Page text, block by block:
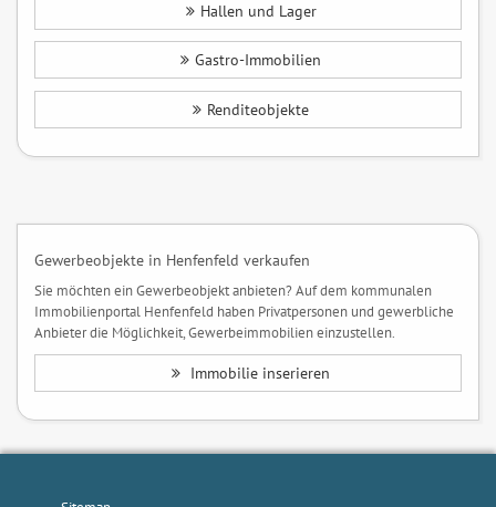
Hallen und Lager
Gastro-Immobilien
Renditeobjekte
Gewerbeobjekte in Henfenfeld verkaufen
Sie möchten ein Gewerbeobjekt anbieten? Auf dem kommunalen
Immobilienportal Henfenfeld haben Privatpersonen und gewerbliche
Anbieter die Möglichkeit, Gewerbeimmobilien einzustellen.
Immobilie inserieren